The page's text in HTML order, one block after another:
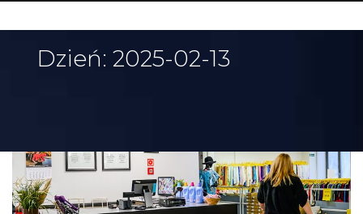
Dzień: 2025-02-13